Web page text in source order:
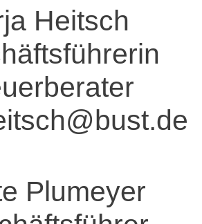
Heitsch
Plumeyer